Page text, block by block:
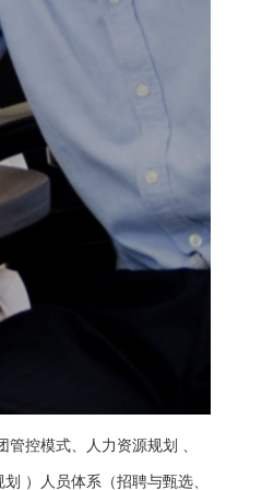
控模式、人力资源规划 、
）人员体系（招聘与甄选、